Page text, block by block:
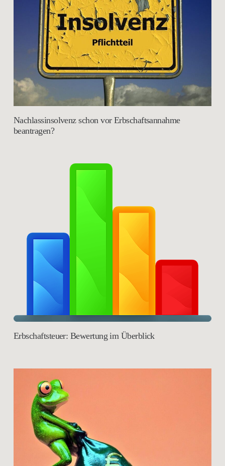
Nachlassinsolvenz schon vor Erbschaftsannahme
beantragen?
Erbschaftsteuer: Bewertung im Überblick